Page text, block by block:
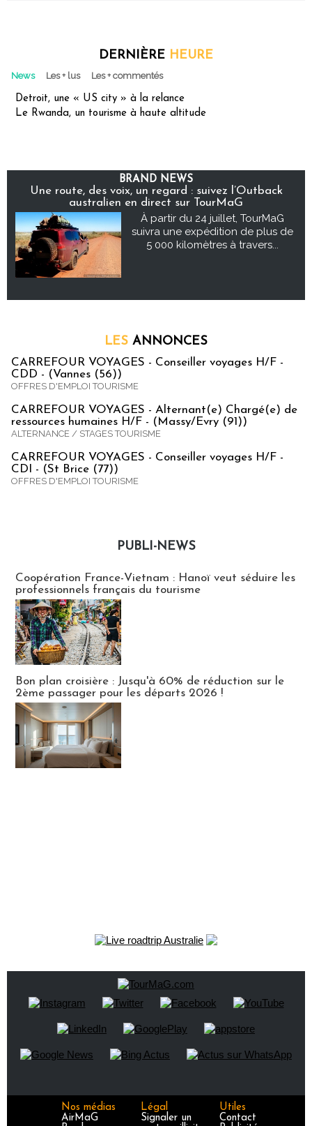
DERNIÈRE HEURE
News Les + lus Les + commentés
Detroit, une « US city » à la relance
Le Rwanda, un tourisme à haute altitude
BRAND NEWS
Une route, des voix, un regard : suivez l’Outback
australien en direct sur TourMaG
À partir du 24 juillet, TourMaG
suivra une expédition de plus de
5 000 kilomètres à travers...
LES ANNONCES
CARREFOUR VOYAGES - Conseiller voyages H/F -
CDD - (Vannes (56))
OFFRES D'EMPLOI TOURISME
CARREFOUR VOYAGES - Alternant(e) Chargé(e) de
ressources humaines H/F - (Massy/Evry (91))
ALTERNANCE / STAGES TOURISME
CARREFOUR VOYAGES - Conseiller voyages H/F -
CDI - (St Brice (77))
OFFRES D'EMPLOI TOURISME
PUBLI-NEWS
Coopération France-Vietnam : Hanoï veut séduire les
professionnels français du tourisme
Bon plan croisière : Jusqu'à 60% de réduction sur le
2ème passager pour les départs 2026 !
Nos médias
AirMaG
Légal
Signaler un
Utiles
Contact